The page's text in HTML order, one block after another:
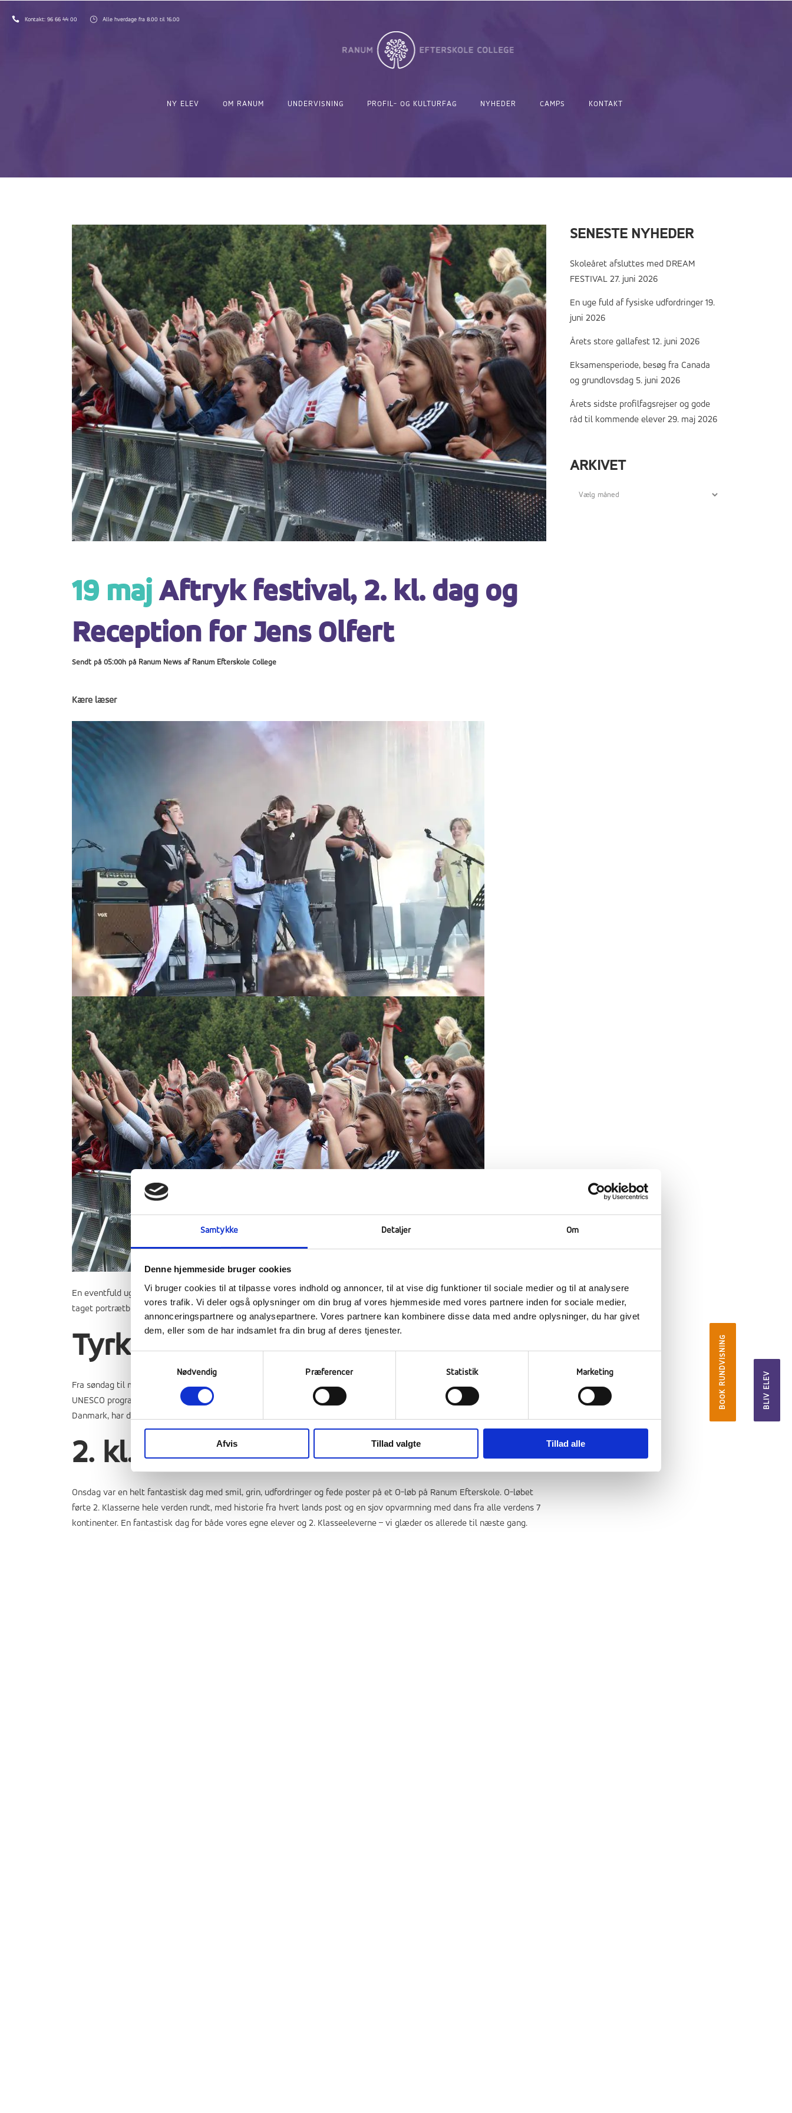
Samtykke Detaljer Om
Denne hjemmeside bruger cookies
Vi bruger cookies til at tilpasse vores indhold og annoncer, til at vise dig funktioner til sociale medier og til at analysere
vores trafik. Vi deler også oplysninger om din brug af vores hjemmeside med vores partnere inden for sociale medier,
annonceringspartnere og analysepartnere. Vores partnere kan kombinere disse data med andre oplysninger, du har givet
dem, eller som de har indsamlet fra din brug af deres tjenester.
Samtykkevalg
Nødvendig Præferencer Statistik Marketing
Afvis Tillad valgte Tillad alle
Kontakt:96 66 44 00 Alle hverdage fra 8.00 til 16.00
NY ELEV OM RANUM UNDERVISNING PROFIL- OG KULTURFAG NYHEDER CAMPS KONTAKT
BOOK RUNDVISNING BLIV ELEV
19 maj Aftryk festival, 2. kl. dag og
Reception for Jens Olfert
Sendt på 05:00h på Ranum News af Ranum Efterskole College
Kære læser
En eventfuld uge på Ranum Efterskole College er gået. Vi har haft besøg af en flok dygtige mennesker fra Tyrkiet, fået
taget portrætbilleder og kontaktgruppebilleder til blå bog og ikke mindst været til Aftryk musikfestival.
Tyrkiske gæster
Fra søndag til mandag har 5 elever og 2 lærere fra en international skole i Izmir, Tyrkiet besøgt os. Besøget er en del af et
UNESCO program og er tilknyttet nogle af vores elever, som havde valgt Oman, UNESCO, som kulturfag. På deres besøg i
Danmark, har de bl.a. oplevet Skagen, hvor de har set grenen og bunkerne.
2. kl. dag
Onsdag var en helt fantastisk dag med smil, grin, udfordringer og fede poster på et O-løb på Ranum Efterskole. O-løbet
førte 2. Klasserne hele verden rundt, med historie fra hvert lands post og en sjov opvarmning med dans fra alle verdens 7
kontinenter. En fantastisk dag for både vores egne elever og 2. Klasseeleverne – vi glæder os allerede til næste gang.
SENESTE NYHEDER
Skoleåret afsluttes med DREAM
FESTIVAL 27. juni 2026
En uge fuld af fysiske udfordringer 19.
juni 2026
Årets store gallafest 12. juni 2026
Eksamensperiode, besøg fra Canada
og grundlovsdag 5. juni 2026
Årets sidste profilfagsrejser og gode
råd til kommende elever 29. maj 2026
ARKIVET
Arkivet